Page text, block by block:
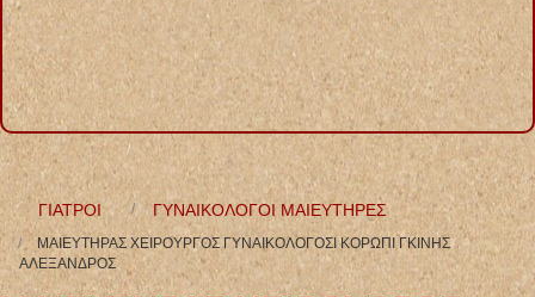
ΓΙΑΤΡΟΙ ΓΥΝΑΙΚΟΛΟΓΟΙ ΜΑΙΕΥΤΗΡΕΣ
ΜΑΙΕΥΤΗΡΑΣ ΧΕΙΡΟΥΡΓΟΣ ΓΥΝΑΙΚΟΛΟΓΟΣΙ ΚΟΡΩΠΙ ΓΚΙΝΗΣ
ΑΛΕΞΑΝΔΡΟΣ